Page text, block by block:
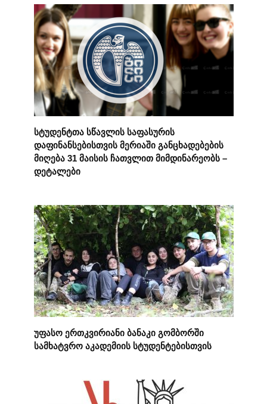
სტუდენტთა სწავლის საფასურის
დაფინანსებისთვის მერიაში განცხადებების
მიღება 31 მაისის ჩათვლით მიმდინარეობს –
დეტალები
უფასო ერთკვირიანი ბანაკი გომბორში
სამხატვრო აკადემიის სტუდენტებისთვის